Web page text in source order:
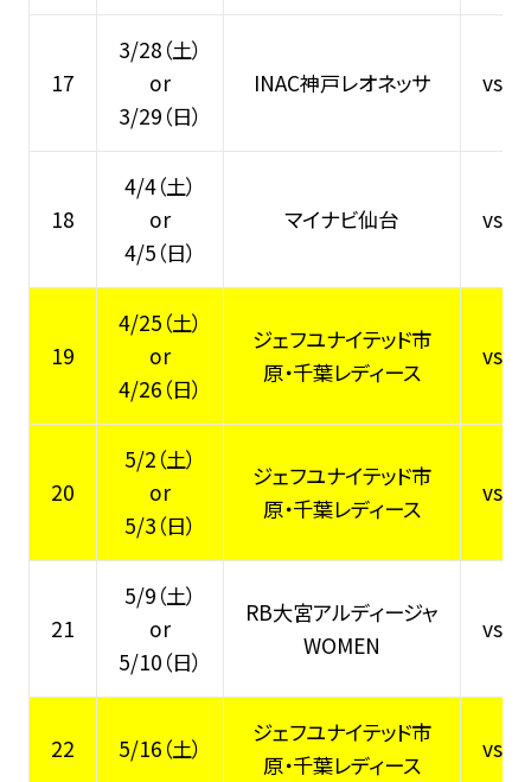
17
3/28（土）
or
3/29（日）
INAC神戸レオネッサ vs
18
4/4（土）
or
4/5（日）
マイナビ仙台 vs
19
4/25（土）
or
4/26（日）
ジェフユナイテッド市
原・千葉レディース
vs
20
5/2（土）
or
5/3（日）
ジェフユナイテッド市
原・千葉レディース
vs
21
5/9（土）
or
5/10（日）
RB大宮アルディージャ
WOMEN
vs
22 5/16（土）
ジェフユナイテッド市
原・千葉レディース
vs